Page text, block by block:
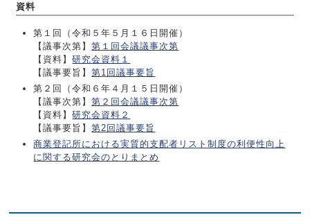
資料
第１回（令和５年５月１６日開催）
【議事次第】第１回会議議事次第
【資料】研究会資料１
【議事要旨】第1回議事要旨
第２回（令和６年４月１５日開催）
【議事次第】第２回会議議事次第
【資料】研究会資料２
【議事要旨】第2回議事要旨
商業登記所における実質的支配者リスト制度の利便性向上
に関する研究会のとりまとめ